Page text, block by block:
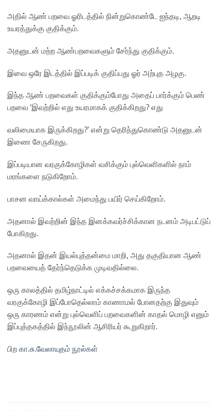
அதில் ஆண் பறவை ஓரிடத்தில் நின்றுகொண்டே ஐந்தடி, ஆறடி
உயரத்துக்கு குதிக்கும்.
அதனுடன் மற்ற ஆண்பறவைகளும் சேர்ந்து குதிக்கும்.
இவை ஒரே இடத்தில் இப்படிக் குதிப்பது ஓர் அற்புத அழகு.
இந்தஆண் பறவைகள் குதிக்கும்போது அதைப் பார்க்கும் பெண்
பறவை ‘இவற்றில் எது உயரமாகக் குதிக்கிறது? எது
வலிமையாக இருக்கிறது?’ என்று தெரிந்துகொண்டு அதனுடன்
இணை சேருகிறது.
இப்படியான வரகுக்கோழிகள் வசிக்கும் புல்வெளிகளில் நாம்
மரங்களை நடுகிறோம்.
பாசன வாய்க்கால்கள் அமைந்து பயிர்செய்கிறோம்.
அதனால் இவற்றின் இந்த இனக்கவர்ச்சிக்கான நடனம் அடிபட்டுப்
போகிறது.
அதனால் இதன் இயல்புத்தன்மை மாறி, அது தகுதியான ஆண்
பறவையைத்தேர்ந்தெடுக்க முடிவதில்லை.
ஒரு காலத்தில் தமிழ்நாட்டில் எக்கச்சக்கமாக இருந்த
வரகுக்கோழி இப்போதெல்லாம்காணாமல் போனதற்கு இதுவும்
ஒரு காரணம்என்று புல்வெளிப் பறவைகளின் காதல் மொழி எனும்
இப்புத்தகத்தில் இந்நூலின் ஆசிரியர் கூறுகிறார்.
பிற கா.சு.வேலாயுதம் நூல்கள்